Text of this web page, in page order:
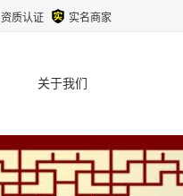
资质认证 实名商家
关于我们